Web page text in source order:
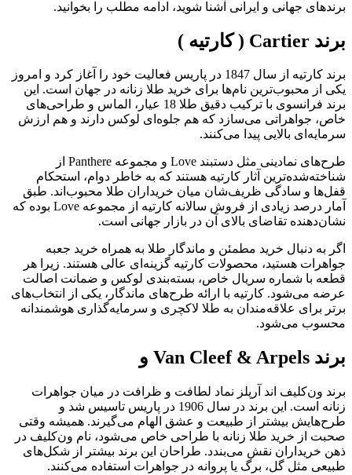
برندهای جهانی و ایرانی آشنا شوید، ادامه مطلب را بخوانید.
برند Cartier ( کارتیه )
برند کارتیه از سال 1847 در پاریس فعالیت خود را آغاز کرد و امروز
یکی از محبوب‌ترین نام‌ها برای خرید طلا زنانه در جهان است. این
برند فرانسوی با ترکیب دقیق طلا 18 عیار، الماس و طراحی‌های
خاص، جواهراتی می‌سازد که هم جلوه‌ای لوکس دارند و هم ارزش
سرمایه‌ای بالایی پیدا می‌کنند.
طرح‌های نمادینی مثل دستبند Love و مجموعه Panthere از
شناخته‌شده‌ترین آثار کارتیه هستند که به خاطر دوام، استحکام
قفل‌ها و سادگی ظریف‌شان میان خریداران طلا محبوب‌اند. طبق
آمار درصد زیادی از فروش سالانه کارتیه از مجموعه Love بوده که
نشان‌دهنده تقاضای بالای آن در بازار جهانی است.
اگر به دنبال خرید مطمئن و ماندگار طلا به همراه خرید جعبه
جواهرات هستید، محصولات کارتیه گزینه‌ای عالی هستند. زیرا هر
قطعه با شماره سریال خاص، بسته‌بندی لوکس و ضمانت اصالت
عرضه می‌شود. کارتیه با ارائه طرح‌های ماندگار، یکی از انتخاب‌های
برتر برای علاقه‌مندان به طلا لاکچری و سرمایه‌گذاری هوشمندانه
محسوب می‌شود.
برند Van Cleef & Arpels و
برند ون‌کلیف اند آرپلز نماد لطافت و ظرافت در میان جواهرات
زنانه است. این برند در سال 1906 در پاریس تاسیس شد و
طرح‌هایش بیشتر از طبیعت و عشق الهام می‌گیرند. همیشه وقتی
صحبت از خرید طلا زنانه با طراحی خاص می‌شود، نام ون‌کلیف در
ذهن خریداران نقش می‌بندد. طراحان این برند بیشتر از شکل‌های
طبیعی مثل گل، برگ یا پروانه در جواهرات استفاده می‌کنند.